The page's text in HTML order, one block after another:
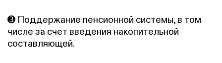
➌ Поддержание пенсионной системы, в том
числе за счет введения накопительной
составляющей.